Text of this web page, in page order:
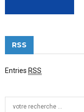
RSS
Entries RSS